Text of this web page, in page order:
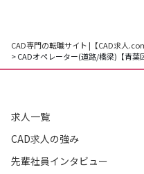
CAD専門の転職サイト |【CAD求人
> CADオペレーター(道路/橋梁)【青
求人一覧
CAD求人の強み
先輩社員インタビュー